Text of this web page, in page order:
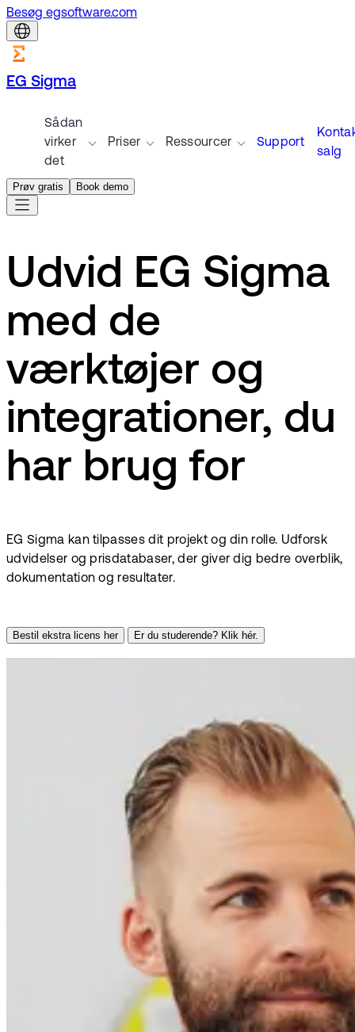
Besøg egsoftware.com
EG Sigma
Sådan
virker
det
Priser Ressourcer Support
salg
Prøv gratis Book demo
Udvid EG Sigma
med de
værktøjer og
integrationer, du
har brug for
EG Sigma kan tilpasses dit projekt og din rolle. Udforsk
udvidelser og prisdatabaser, der giver dig bedre overblik,
dokumentation og resultater.
Bestil ekstra licens her Er du studerende? Klik hér.